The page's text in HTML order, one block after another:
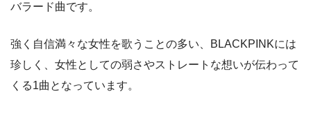
バラード曲です。
強く自信満々な女性を歌うことの多い、BLACKPINKには
珍しく、女性としての弱さやストレートな想いが伝わって
くる1曲となっています。